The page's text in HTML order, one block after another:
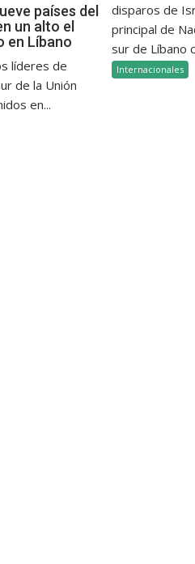
países del
un alto el
en Líbano
líderes de
de la Unión
en...
disparos de
principal de
sur de Líbano
Internacionales